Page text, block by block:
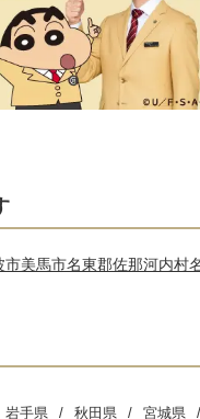
市美馬市名東郡佐那河内村
岩手県 秋田県 宮城県